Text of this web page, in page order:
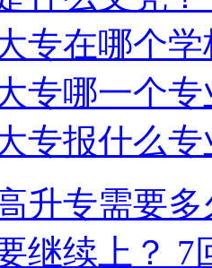
专在哪个
专哪一个
专报什么
升专需要多
继续上？ 7